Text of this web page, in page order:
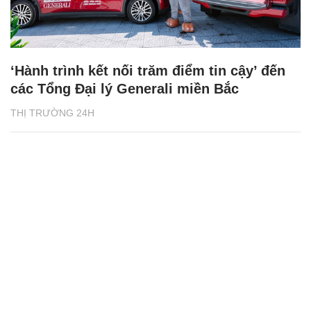
THỊ TRƯỜNG 24H
‘Hành trình kết nối trăm điểm tin cậy’ đến
các Tổng Đại lý Generali miền Bắc